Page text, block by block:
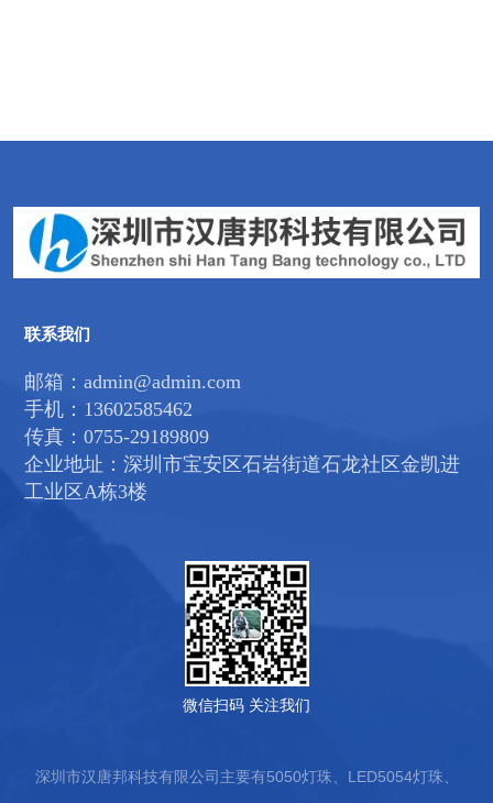
联系我们
邮箱：admin@admin.com
手机：13602585462
传真：0755-29189809
企业地址：深圳市宝安区石岩街道石龙社区金凯进
工业区A栋3楼
微信扫码 关注我们
深圳市汉唐邦科技有限公司主要有5050灯珠、LED5054灯珠、